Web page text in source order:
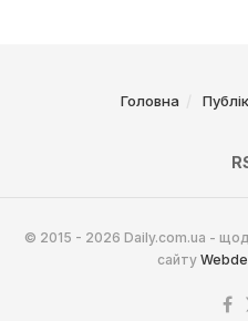
Головна
© 2015 - 2026 Daily.com.ua -
сайту